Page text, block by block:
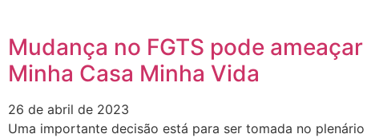
Mudança no FGTS pode ameaçar
Minha Casa Minha Vida
26 de abril de 2023
Uma importante decisão está para ser tomada no plenário